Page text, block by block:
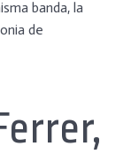
banda, la
de